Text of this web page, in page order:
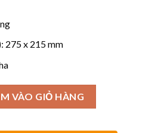
275 x 215 mm
VÀO GIỎ HÀNG